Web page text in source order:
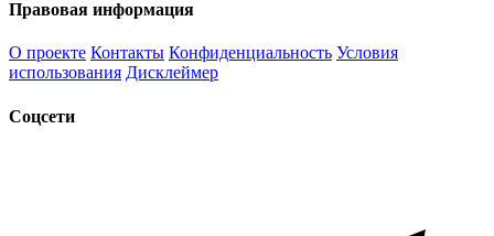
Правовая информация
О проекте Контакты Конфиденциальность Условия
использования Дисклеймер
Соцсети